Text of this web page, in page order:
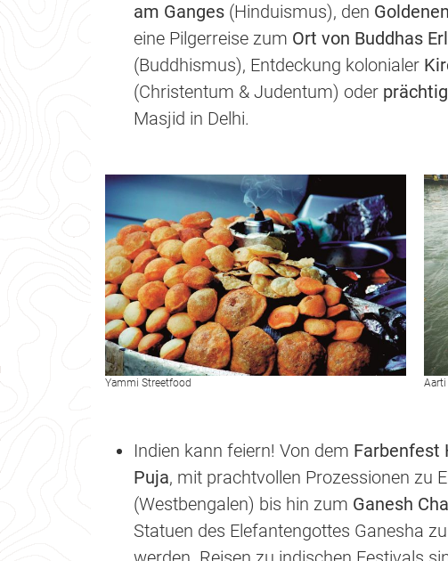
am Ganges (Hinduismus), den
eine Pilgerreise zum Ort von Buddhas
(Buddhismus), Entdeckung kolonialer
(Christentum & Judentum) oder
Masjid in Delhi.
Yammi Streetfood Aarti
Indien kann feiern! Von dem Farbenfest
Puja, mit prachtvollen Prozessionen zu
(Westbengalen) bis hin zum Ganesh
Statuen des Elefantengottes Ganesha